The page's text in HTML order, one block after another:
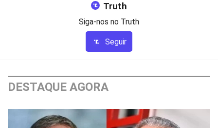
Truth
Siga-nos no Truth
Seguir
DESTAQUE AGORA